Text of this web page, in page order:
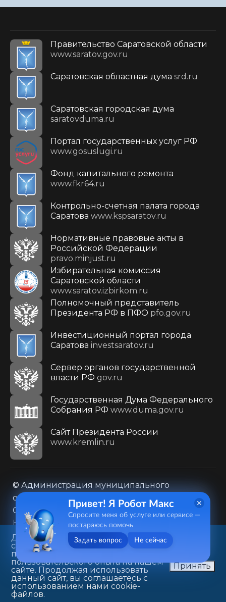
Правительство Саратовской области
www.saratov.gov.ru
Саратовская областная дума srd.ru
Саратовская городская дума
saratovduma.ru
Портал государственных услуг РФ
www.gosuslugi.ru
Фонд капитального ремонта
www.fkr64.ru
Контрольно-счетная палата города
Саратова www.kspsaratov.ru
Нормативные правовые акты в
Российской Федерации
pravo.minjust.ru
Избирательная комиссия
Саратовской области
www.saratov.izbirkom.ru
Полномочный представитель
Президента РФ в ПФО pfo.gov.ru
Инвестиционный портал города
Саратова investsaratov.ru
Сервер органов государственной
власти РФ gov.ru
Государственная Дума Федерального
Собрания РФ www.duma.gov.ru
Cайт Президента России
www.kremlin.ru
© Администрация муниципального
образования городского округа «Город
Саратов»
Контакты
Карта сайта
Политика в отношении обработки
персональных данных
410031, г. Саратов, ул. Первомайская, д. 78
+7(8452)26-02-49
Данный веб-сайт использует
cookie-файлы в целях
предоставления вам лучшего
пользовательского опыта на нашем
сайте. Продолжая использовать
данный сайт, вы соглашаетесь с
использованием нами cookie-
файлов.
Принять
Привет! Я Робот Макс
Спросите меня об услуге или сервисе —
постараюсь помочь
Задать вопрос Не сейчас